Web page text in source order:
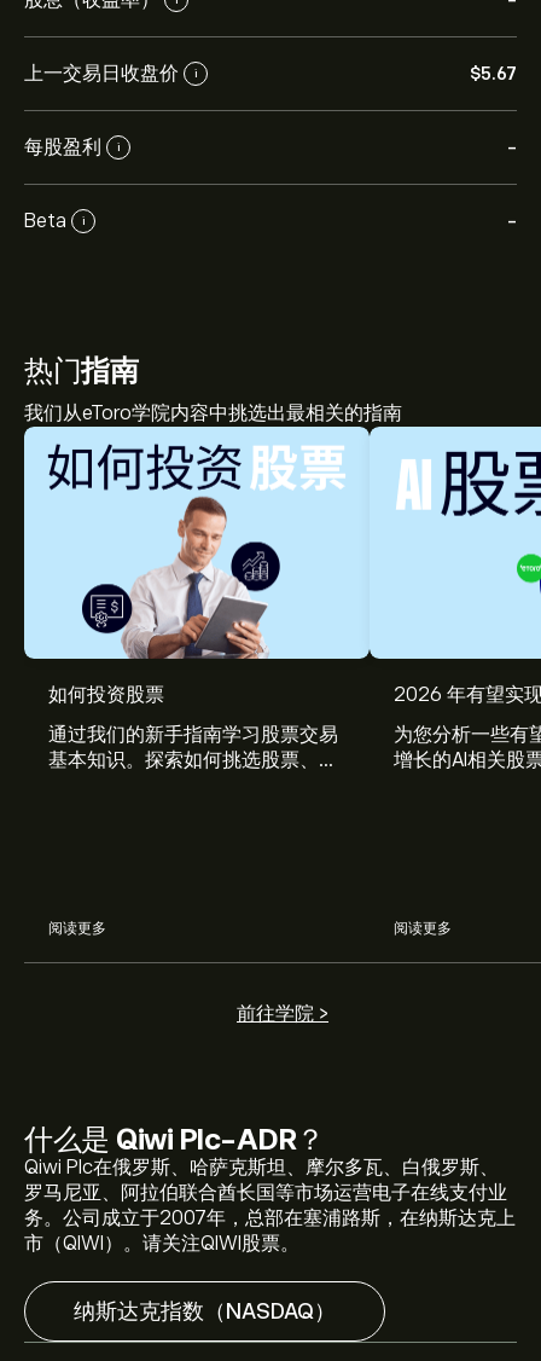
上一交易日收盘价 i ‎$‎5.67
每股盈利 i -
Beta i -
什么是 Qiwi Plc-ADR ？
Qiwi Plc在俄罗斯、哈萨克斯坦、摩尔多瓦、白俄罗斯、
罗马尼亚、阿拉伯联合酋长国等市场运营电子在线支付业
务。公司成立于2007年，总部在塞浦路斯，在纳斯达克上
市（QIWI）。请关注QIWI股票。
纳斯达克指数（NASDAQ）
热门指南
我们从eToro学院内容中挑选出最相关的指南
如何投资股票
通过我们的新手指南学习股票交易
基本知识。探索如何挑选股票、管
阅读更多
2026 年有望实
为您分析一些有
增长的AI相关股
阅读更多
前往学院 >
Qiwi Plc-ADR 的平均价格目标为‎$‎5.67。注册eToro 以取
得详细的分析师预测及价格目标。
分析师根据市场趋势、财务报告和预期增长对Qiwi Plc-
ADR的预测。查看最新预测，了解未来价格走势。
Qiwi Plc-ADR 市值为 (数据暂时不可用) 美元